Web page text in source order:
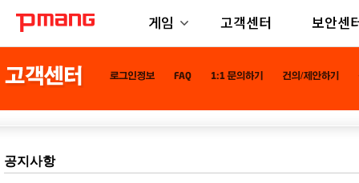
게임 고객센터 보안센
공지사항